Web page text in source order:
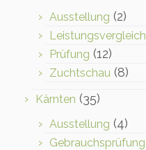
Ausstellung (2)
Leistungsvergleich
Prüfung (12)
Zuchtschau (8)
Kärnten (35)
Ausstellung (4)
Gebrauchsprüfung